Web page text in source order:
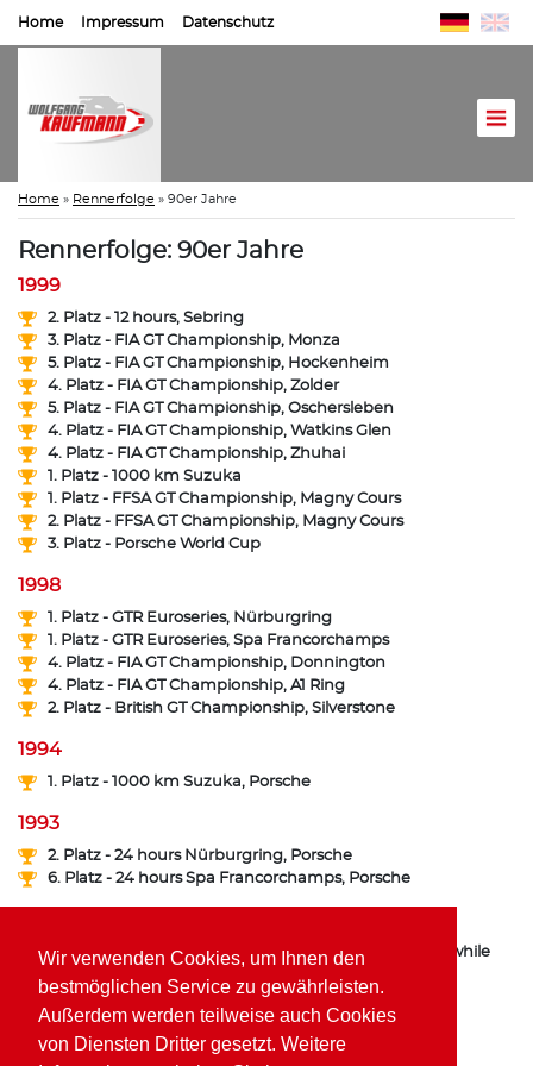
Wir verwenden Cookies, um Ihnen den
bestmöglichen Service zu gewährleisten.
Außerdem werden teilweise auch Cookies
von Diensten Dritter gesetzt. Weitere
Home Impressum Datenschutz
Home » Rennerfolge » 90er Jahre
Rennerfolge: 90er Jahre
1999
2. Platz - 12 hours, Sebring
3. Platz - FIA GT Championship, Monza
5. Platz - FIA GT Championship, Hockenheim
4. Platz - FIA GT Championship, Zolder
5. Platz - FIA GT Championship, Oschersleben
4. Platz - FIA GT Championship, Watkins Glen
4. Platz - FIA GT Championship, Zhuhai
1. Platz - 1000 km Suzuka
1. Platz - FFSA GT Championship, Magny Cours
2. Platz - FFSA GT Championship, Magny Cours
3. Platz - Porsche World Cup
1998
1. Platz - GTR Euroseries, Nürburgring
1. Platz - GTR Euroseries, Spa Francorchamps
4. Platz - FIA GT Championship, Donnington
4. Platz - FIA GT Championship, A1 Ring
2. Platz - British GT Championship, Silverstone
1994
1. Platz - 1000 km Suzuka, Porsche
1993
2. Platz - 24 hours Nürburgring, Porsche
6. Platz - 24 hours Spa Francorchamps, Porsche
6. Platz - German F3 Championship, 3 wins, accident while
1990
3. Platz - German F3 Championship, 3 wins